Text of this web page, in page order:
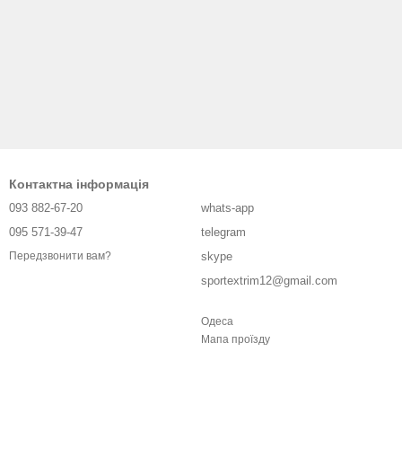
Контактна інформація
093 882-67-20
095 571-39-47
Передзвонити вам?
whats-app
telegram
skype
sportextrim12@gmail.com
Одеса
Мапа проїзду